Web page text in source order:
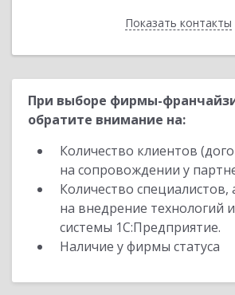
Показать контакты
Назад
При выборе фирмы-
обратите внимание на:
Количество клиентов
на сопровождении у
Количество специалистов,
на внедрение технологий
системы 1С:Предприятие.
Наличие у фирмы статуса